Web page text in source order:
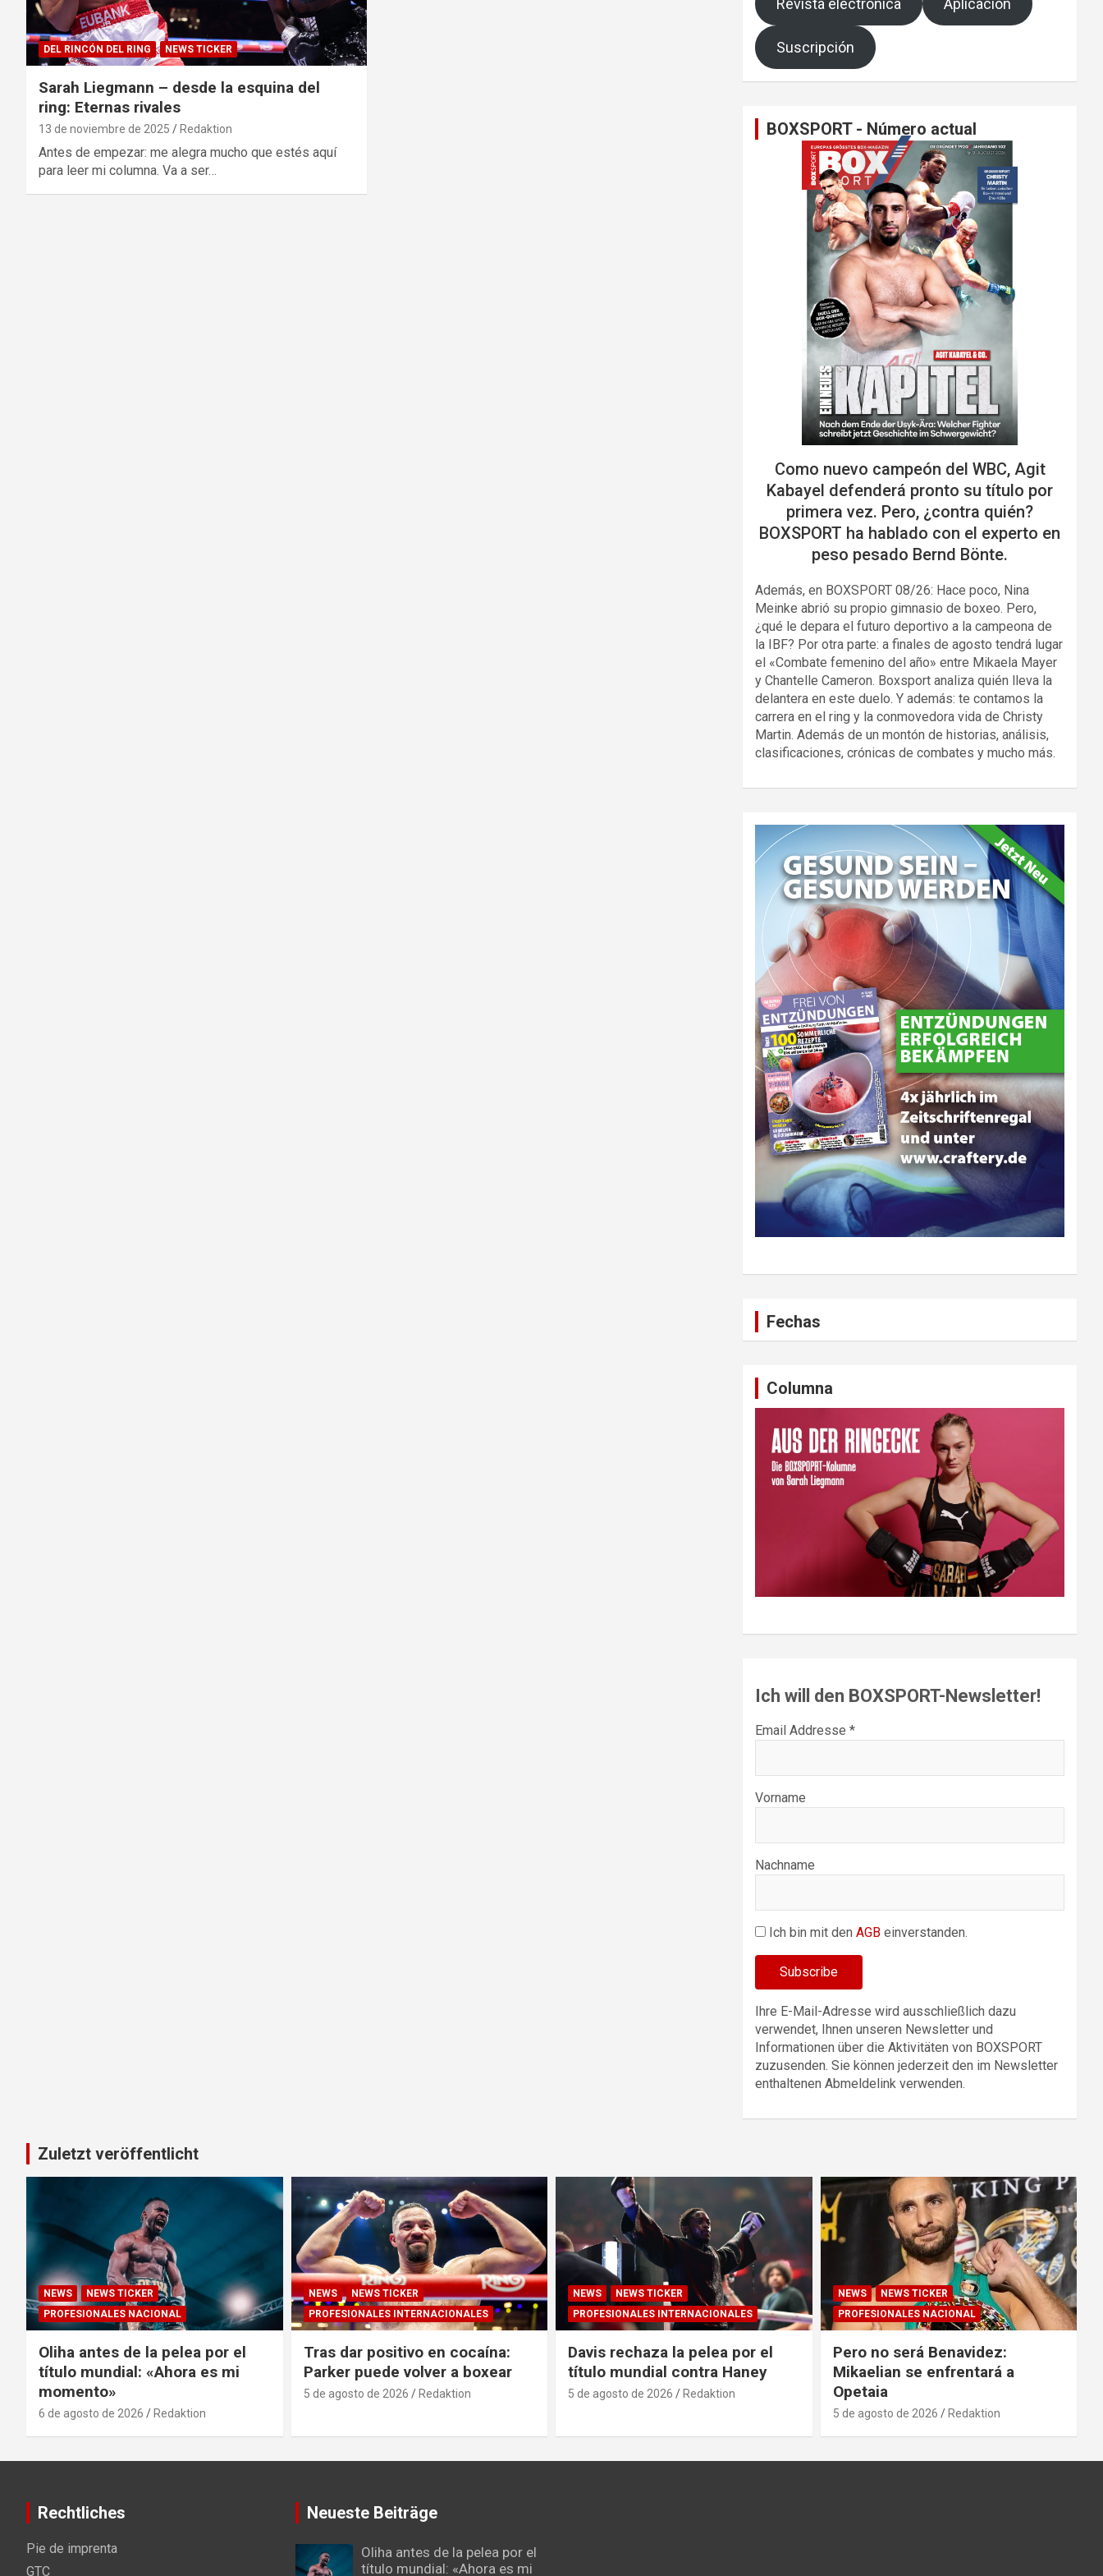
DEL RINCÓN DEL RING NEWS TICKER
Sarah Liegmann – desde la esquina del
ring: Eternas rivales
13 de noviembre de 2025 Redaktion
Antes de empezar: me alegra mucho que estés aquí
para leer mi columna. Va a ser…
Revista electrónica Aplicación
Suscripción
BOXSPORT - Número actual
Como nuevo campeón del WBC, Agit
Kabayel defenderá pronto su título por
primera vez. Pero, ¿contra quién?
BOXSPORT ha hablado con el experto en
peso pesado Bernd Bönte.
Además, en BOXSPORT 08/26: Hace poco, Nina
Meinke abrió su propio gimnasio de boxeo. Pero,
¿qué le depara el futuro deportivo a la campeona de
la IBF? Por otra parte: a finales de agosto tendrá lugar
el «Combate femenino del año» entre Mikaela Mayer
y Chantelle Cameron. Boxsport analiza quién lleva la
delantera en este duelo. Y además: te contamos la
carrera en el ring y la conmovedora vida de Christy
Martin. Además de un montón de historias, análisis,
clasificaciones, crónicas de combates y mucho más.
Fechas
Columna
Ich will den BOXSPORT-Newsletter!
Email Addresse *
Vorname
Nachname
Ich bin mit denAGB einverstanden.
Ihre E-Mail-Adresse wird ausschließlich dazu
verwendet, Ihnen unseren Newsletter und
Informationen über die Aktivitäten von BOXSPORT
zuzusenden. Sie können jederzeit den im Newsletter
enthaltenen Abmeldelink verwenden.
Zuletzt veröffentlicht
NEWS
NEWS TICKER
PROFESIONALES NACIONAL
Oliha antes de la pelea por el
título mundial: «Ahora es mi
momento»
6 de agosto de 2026 Redaktion
NEWS
NEWS TICKER
PROFESIONALES INTERNACIONALES
Tras dar positivo en cocaína:
Parker puede volver a boxear
5 de agosto de 2026 Redaktion
NEWS
NEWS TICKER
PROFESIONALES INTERNACIONALES
Davis rechaza la pelea por el
título mundial contra Haney
5 de agosto de 2026 Redaktion
NEWS
NEWS TICKER
PROFESIONALES NACIONAL
Pero no será Benavidez:
Mikaelian se enfrentará a
Opetaia
5 de agosto de 2026 Redaktion
Rechtliches
Pie de imprenta
GTC
Neueste Beiträge
Oliha antes de la pelea por el
título mundial: «Ahora es mi